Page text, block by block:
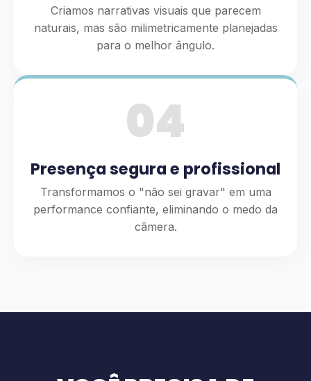
Criamos narrativas visuais que parecem
naturais, mas são milimetricamente planejadas
para o melhor ângulo.
04
Presença segura e profissional
Transformamos o "não sei gravar" em uma
performance confiante, eliminando o medo da
câmera.